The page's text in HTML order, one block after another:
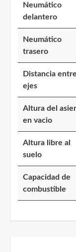
Neumático
delantero
Neumático
trasero
Distancia entre
ejes
Altura del
en vacio
Altura libre al
suelo
Capacidad de
combustible